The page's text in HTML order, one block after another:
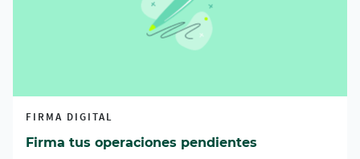
FIRMA DIGITAL
Firma tus operaciones pendientes